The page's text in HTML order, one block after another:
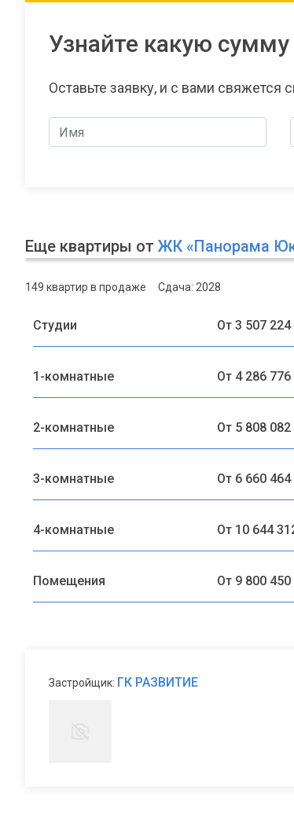
Узнайте какую
Оставьте заявку, и с вами свяжется
Еще квартиры от ЖК «Панорама
149 квартир в продаже Сдача: 2028
Студии От 3 507
1-комнатные От 4 286
2-комнатные От 5 808
3-комнатные От 6 660
4-комнатные От 10 644
Помещения От 9 800
Застройщик: ГК РАЗВИТИЕ